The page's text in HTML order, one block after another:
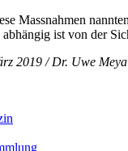
Massnahmen
ist von der
2019 / Dr. Uwe Meya